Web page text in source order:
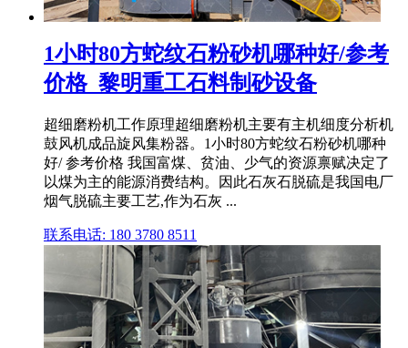
1小时80方蛇纹石粉砂机哪种好/参考
价格_黎明重工石料制砂设备
超细磨粉机工作原理超细磨粉机主要有主机细度分析机
鼓风机成品旋风集粉器。1小时80方蛇纹石粉砂机哪种
好/ 参考价格 我国富煤、贫油、少气的资源禀赋决定了
以煤为主的能源消费结构。因此石灰石脱硫是我国电厂
烟气脱硫主要工艺,作为石灰 ...
联系电话: 180 3780 8511